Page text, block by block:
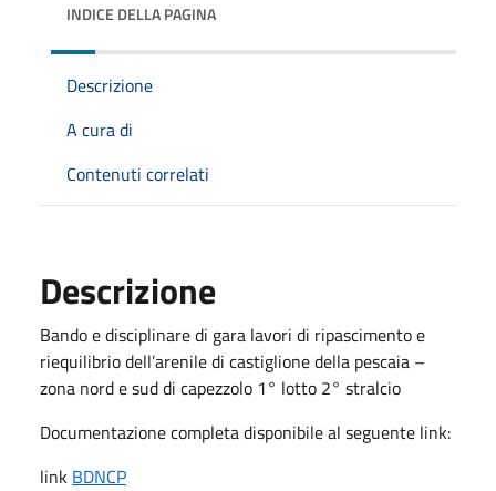
INDICE DELLA PAGINA
Descrizione
A cura di
Contenuti correlati
Descrizione
Bando e disciplinare di gara lavori di ripascimento e
riequilibrio dell’arenile di castiglione della pescaia –
zona nord e sud di capezzolo 1° lotto 2° stralcio
Documentazione completa disponibile al seguente link:
link BDNCP